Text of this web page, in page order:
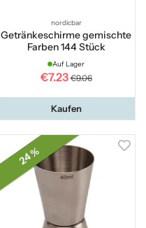
nordicbar
Getränkeschirme gemischte
Farben 144 Stück
Auf Lager
€7.23 €9.06
Kaufen
24 %